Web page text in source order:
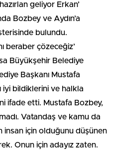
geliyor Erkan’
Bozbey ve Aydın’a
bulundu.
beraber çözeceğiz’
Büyükşehir Belediye
Başkanı Mustafa
iyi bildiklerini ve halkla
ifade etti. Mustafa Bozbey,
Vatandaş ve kamu da
insan için olduğunu düşünen
Onun için adayız zaten.